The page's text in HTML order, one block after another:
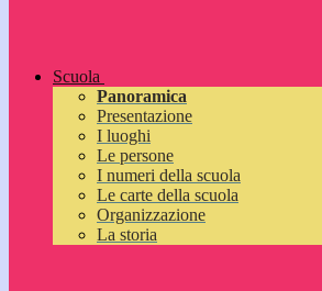
Scuola
Panoramica
Presentazione
I luoghi
Le persone
I numeri della scuola
Le carte della scuola
Organizzazione
La storia